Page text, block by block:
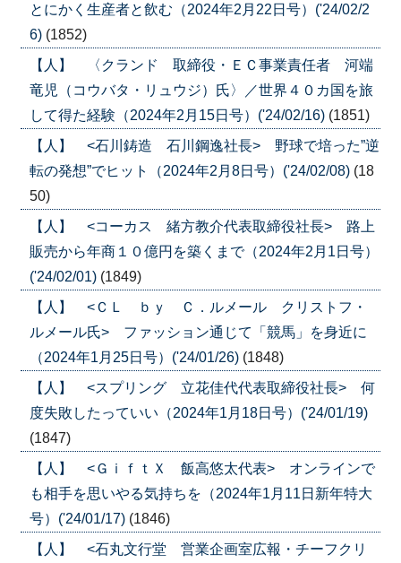
とにかく生産者と飲む（2024年2月22日号）('24/02/2
6) (1852)
【人】 〈クランド 取締役・ＥＣ事業責任者 河端
竜児（コウバタ・リュウジ）氏〉／世界４０カ国を旅
して得た経験（2024年2月15日号）('24/02/16) (1851)
【人】 <石川鋳造 石川鋼逸社長> 野球で培った”逆
転の発想”でヒット（2024年2月8日号）('24/02/08) (18
50)
【人】 <コーカス 緒方教介代表取締役社長> 路上
販売から年商１０億円を築くまで（2024年2月1日号）
('24/02/01) (1849)
【人】 <ＣＬ ｂｙ Ｃ．ルメール クリストフ・
ルメール氏> ファッション通じて「競馬」を身近に
（2024年1月25日号）('24/01/26) (1848)
【人】 <スプリング 立花佳代代表取締役社長> 何
度失敗したっていい（2024年1月18日号）('24/01/19)
(1847)
【人】 <ＧｉｆｔＸ 飯高悠太代表> オンラインで
も相手を思いやる気持ちを（2024年1月11日新年特大
号）('24/01/17) (1846)
【人】 <石丸文行堂 営業企画室広報・チーフクリ